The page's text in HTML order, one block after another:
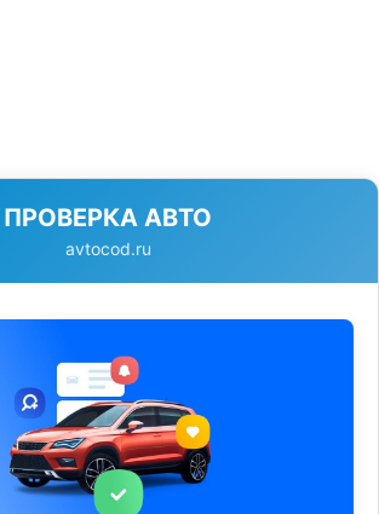
ПРОВЕРКА АВТО
avtocod.ru